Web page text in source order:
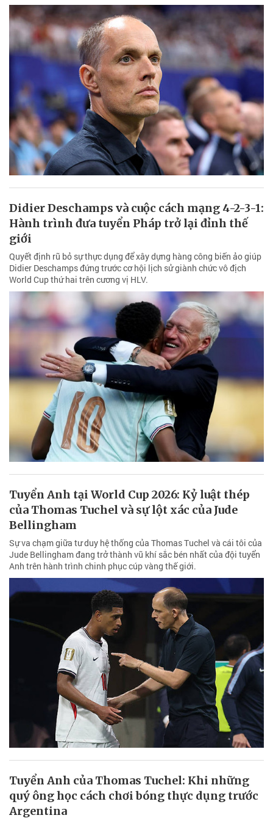
Didier Deschamps và cuộc cách mạng 4-2-3-1:
Hành trình đưa tuyển Pháp trở lại đỉnh thế
giới
Quyết định rũ bỏ sự thực dụng để xây dựng hàng công biến ảo giúp
Didier Deschamps đứng trước cơ hội lịch sử giành chức vô địch
World Cup thứ hai trên cương vị HLV.
Tuyển Anh tại World Cup 2026: Kỷ luật thép
của Thomas Tuchel và sự lột xác của Jude
Bellingham
Sự va chạm giữa tư duy hệ thống của Thomas Tuchel và cái tôi của
Jude Bellingham đang trở thành vũ khí sắc bén nhất của đội tuyển
Anh trên hành trình chinh phục cúp vàng thế giới.
Tuyển Anh của Thomas Tuchel: Khi những
quý ông học cách chơi bóng thực dụng trước
Argentina